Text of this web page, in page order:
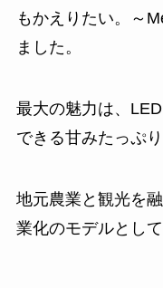
もかえりたい。～
ました。
最大の魅力は、
できる甘みたっぷ
地元農業と観光を
業化のモデルとし